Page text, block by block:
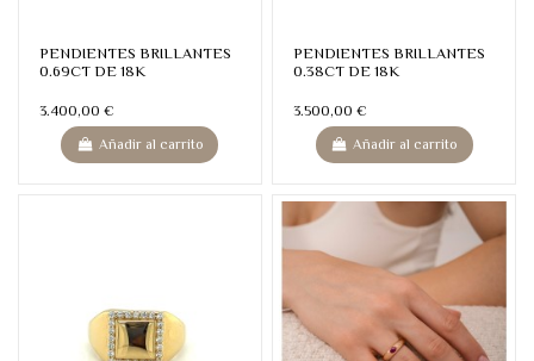
PENDIENTES BRILLANTES
0.69CT DE 18K
3.400,00 €
Añadir al carrito
PENDIENTES BRILLANTES
0.38CT DE 18K
3.500,00 €
Añadir al carrito